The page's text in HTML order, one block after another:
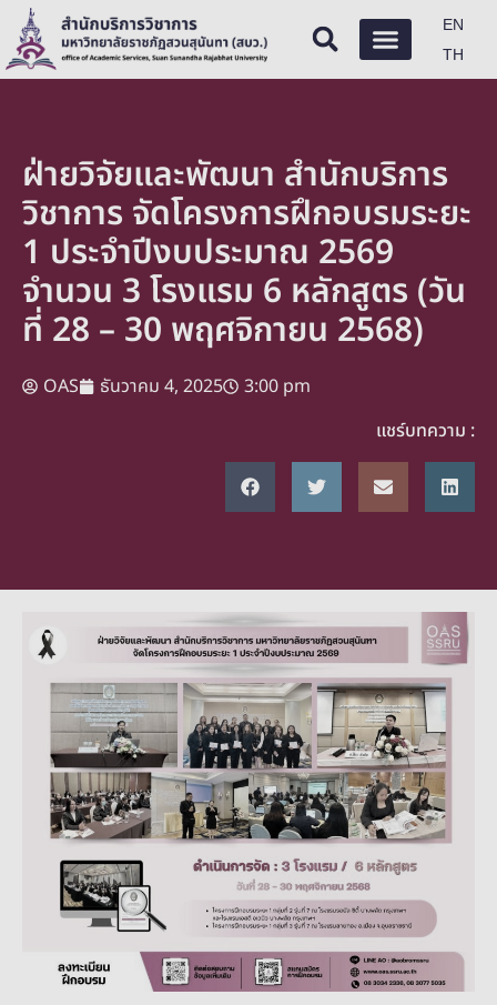
EN
TH
ฝ่ายวิจัยและพัฒนา สำนักบริการ
วิชาการ จัดโครงการฝึกอบรมระยะ
1 ประจำปีงบประมาณ 2569
จำนวน 3 โรงแรม 6 หลักสูตร (วัน
ที่ 28 – 30 พฤศจิกายน 2568)
OAS ธันวาคม 4, 2025
3:00 pm
แชร์บทความ :